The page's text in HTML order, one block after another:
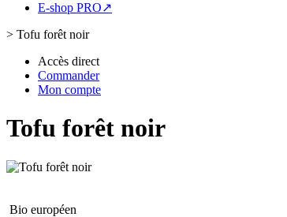
E-shop PRO↗
> Tofu forêt noir
Accès direct
Commander
Mon compte
Tofu forêt noir
Bio européen